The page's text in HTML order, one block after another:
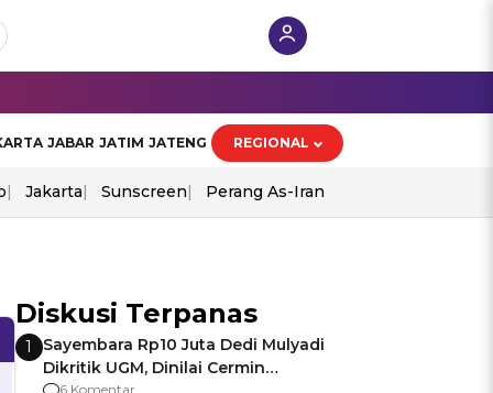
JABAR JATIM JATENG REGIONAL
Jakarta Sunscreen Perang As-Iran
Diskusi Terpanas
1
Sayembara Rp10 Juta Dedi Mulyadi
Dikritik UGM, Dinilai Cermin
6 Komentar